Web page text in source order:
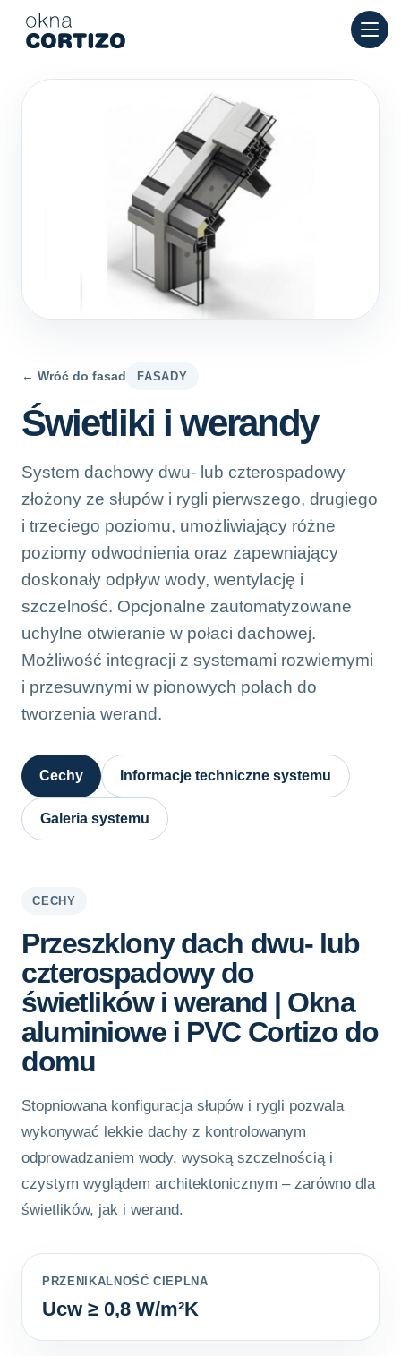
Okna Cortizo to wyspecjalizowana sieć oferująca okna
Produkty
Sieć salonów
← Wróć do fasad FASADY
Świetliki i werandy
System dachowy dwu- lub czterospadowy
złożony ze słupów i rygli pierwszego, drugiego
i trzeciego poziomu, umożliwiający różne
poziomy odwodnienia oraz zapewniający
doskonały odpływ wody, wentylację i
szczelność. Opcjonalne zautomatyzowane
uchylne otwieranie w połaci dachowej.
Możliwość integracji z systemami rozwiernymi
i przesuwnymi w pionowych polach do
tworzenia werand.
Cechy Informacje techniczne systemu
Galeria systemu
CECHY
Przeszklony dach dwu- lub
czterospadowy do
świetlików i werand | Okna
aluminiowe i PVC Cortizo do
domu
Stopniowana konfiguracja słupów i rygli pozwala
wykonywać lekkie dachy z kontrolowanym
odprowadzaniem wody, wysoką szczelnością i
czystym wyglądem architektonicznym – zarówno dla
świetlików, jak i werand.
PRZENIKALNOŚĆ CIEPLNA
Ucw ≥ 0,8 W/m²K